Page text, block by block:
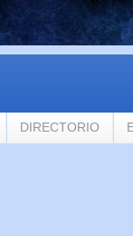
DIRECTORIO